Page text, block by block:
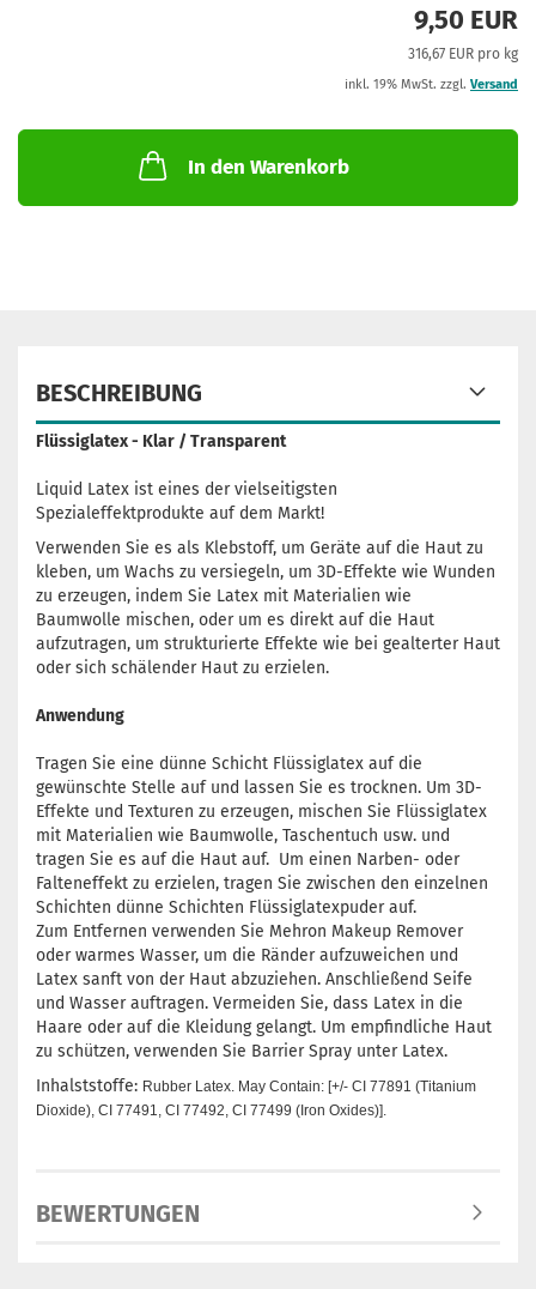
9,50 EUR
316,67 EUR pro kg
inkl. 19% MwSt. zzgl. Versand
In den Warenkorb
BESCHREIBUNG
Flüssiglatex - Klar / Transparent
Liquid Latex ist eines der vielseitigsten
Spezialeffektprodukte auf dem Markt!
Verwenden Sie es als Klebstoff, um Geräte auf die Haut zu
kleben, um Wachs zu versiegeln, um 3D-Effekte wie Wunden
zu erzeugen, indem Sie Latex mit Materialien wie
Baumwolle mischen, oder um es direkt auf die Haut
aufzutragen, um strukturierte Effekte wie bei gealterter Haut
oder sich schälender Haut zu erzielen.
Anwendung
Tragen Sie eine dünne Schicht Flüssiglatex auf die
gewünschte Stelle auf und lassen Sie es trocknen. Um 3D-
Effekte und Texturen zu erzeugen, mischen Sie Flüssiglatex
mit Materialien wie Baumwolle, Taschentuch usw. und
tragen Sie es auf die Haut auf. Um einen Narben- oder
Falteneffekt zu erzielen, tragen Sie zwischen den einzelnen
Schichten dünne Schichten Flüssiglatexpuder auf.
Zum Entfernen verwenden Sie Mehron Makeup Remover
oder warmes Wasser, um die Ränder aufzuweichen und
Latex sanft von der Haut abzuziehen. Anschließend Seife
und Wasser auftragen. Vermeiden Sie, dass Latex in die
Haare oder auf die Kleidung gelangt. Um empfindliche Haut
zu schützen, verwenden Sie Barrier Spray unter Latex.
Inhalststoffe: Rubber Latex. May Contain: [+/- CI 77891 (Titanium
Dioxide), CI 77491, CI 77492, CI 77499 (Iron Oxides)].
BEWERTUNGEN